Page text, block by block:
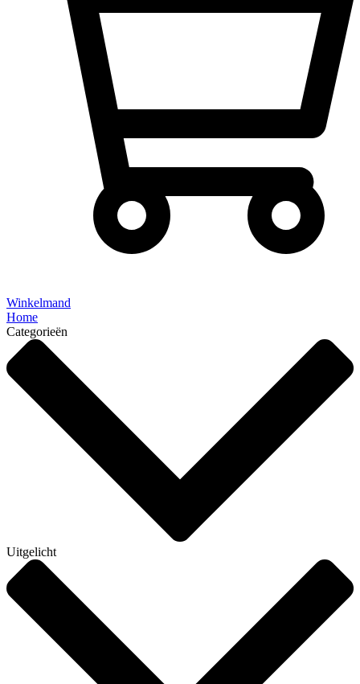
Winkelmand
Home
Categorieën
Uitgelicht